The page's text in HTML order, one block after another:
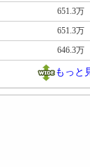
651.3万
651.3万
646.3万
もっと